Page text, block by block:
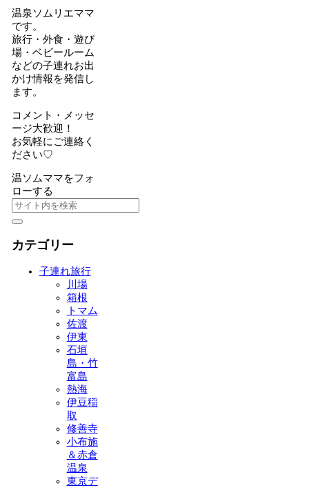
温泉ソムリエママ
です。
旅行・外食・遊び
場・ベビールーム
などの子連れお出
かけ情報を発信し
ます。
コメント・メッセ
ージ大歓迎！
お気軽にご連絡く
ださい♡
温ソムママをフォ
ローする
カテゴリー
子連れ旅行
川場
箱根
トマム
佐渡
伊東
石垣
島・竹
富島
熱海
伊豆稲
取
修善寺
小布施
＆赤倉
温泉
東京デ